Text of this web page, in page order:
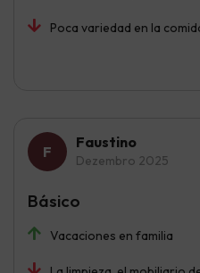
Poca variedad en la
Faustino
Dezembro 2025
Vacaciones en familia
Básico